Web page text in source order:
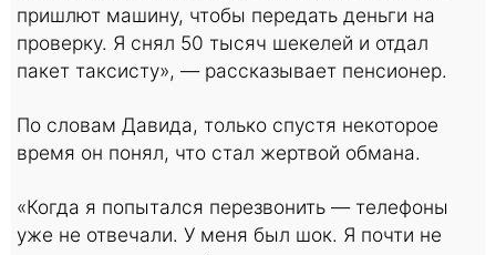
пришлют машину, чтобы передать деньги на
проверку. Я снял 50 тысяч шекелей и отдал
пакет таксисту», — рассказывает пенсионер.
По словам Давида, только спустя некоторое
время он понял, что стал жертвой обмана.
«Когда я попытался перезвонить — телефоны
уже не отвечали. У меня был шок. Я почти не